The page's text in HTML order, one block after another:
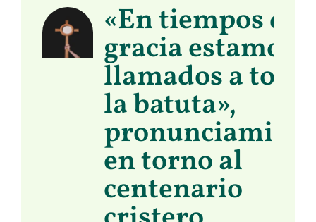
«En tiempos de
gracia estamos
llamados a
la batuta»,
en torno al
centenario